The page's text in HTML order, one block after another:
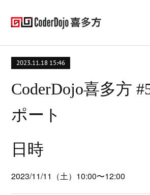
2023.11.18 15:46
CoderDojo喜多方
ポート
日時
2023/11/11（土）10:00〜12:00